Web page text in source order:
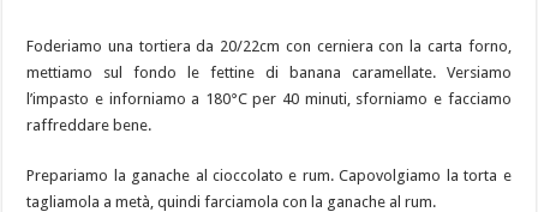
Foderiamo una tortiera da 20/22cm con cerniera con la carta forno,
mettiamo sul fondo le fettine di banana caramellate. Versiamo
l’impasto e inforniamo a 180°C per 40 minuti, sforniamo e facciamo
raffreddare bene.
Prepariamo la ganache al cioccolato e rum. Capovolgiamo la torta e
tagliamola a metà, quindi farciamola con la ganache al rum.